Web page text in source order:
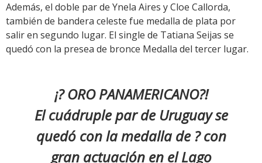
Además, el doble par de Ynela Aires y Cloe Callorda,
también de bandera celeste fue medalla de plata por
salir en segundo lugar. El single de Tatiana Seijas se
quedó con la presea de bronce Medalla del tercer lugar.
¡? ORO PANAMERICANO?!
El cuádruple par de Uruguay se
quedó con la medalla de ? con
gran actuación en el Lago